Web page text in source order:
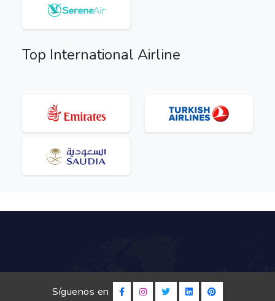
Top International Airline
Síguenos en